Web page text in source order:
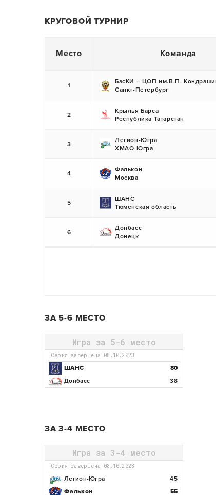
КРУГОВОЙ ТУРНИР
Место Команда
1
БасКИ – ЦОП им.В.П.
Санкт-Петербург
2
Крылья Барса
Республика Татарстан
3
Легион-Югра
ХМАО-Югра
4
Фалькон
Москва
5
ШАНС
Тюменская область
6
Донбасс
Донецк
ЗА 5-6 МЕСТО
Игра за 5-6 место
Серия завершена 08.10.2023
ШАНС
80
Донбасс
38
ЗА 3-4 МЕСТО
Игра за 3-4 место
Серия завершена 08.10.2023
Легион-Югра
45
Фалькон
55